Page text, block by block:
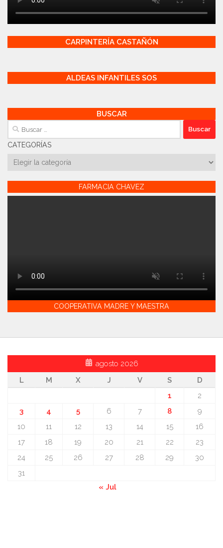
CARPINTERÍA CASTAÑÓN
ALDEAS INFANTILES SOS
BUSCAR
Buscar:
CATEGORÍAS
Categorías
FARMACIA CHAVEZ
COOPERATIVA MADRE Y MAESTRA
agosto 2026
L
M X J V S
D
1
2
3
4 5 6 7 8
9
10
11 12 13 14 15
16
17
18 19 20 21 22
23
24
25 26 27 28 29
30
31
« Jul